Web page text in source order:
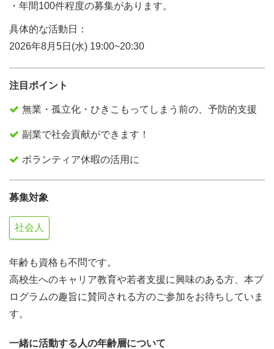
・年間100件程度の募集があります。
具体的な活動日：
2026年8月5日(水) 19:00~20:30
注目ポイント
無業・孤立化・ひきこもってしまう前の、予防的支援
副業で社会貢献ができます！
ボランティア休暇の活用に
募集対象
社会人
年齢も資格も不問です。
高校生へのキャリア教育や若者支援に興味のある方、本プ
ログラムの趣旨に賛同される方のご参加をお待ちしていま
す。
一緒に活動する人の年齢層について